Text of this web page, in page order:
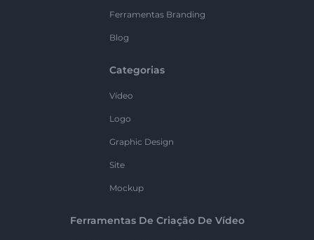
Ferramentas Branding
Blog
Categorias
Vídeo
Logo
Graphic Design
Site
Mockup
Ferramentas De Criação De Vídeo